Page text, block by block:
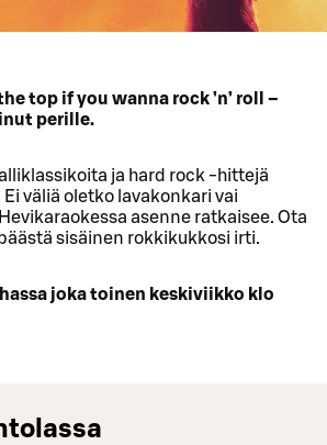
top if you wanna rock ’n’ roll –
perille.
ja hard rock -hittejä
väliä oletko lavakonkari vai
asenne ratkaisee. Ota
sisäinen rokkikukkosi irti.
joka toinen keskiviikko klo